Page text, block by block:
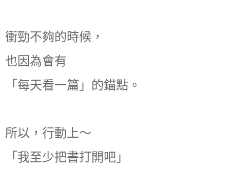
衝勁不夠的時候，
也因為會有
「每天看一篇」的錨點。
所以，行動上～
「我至少把書打開吧」